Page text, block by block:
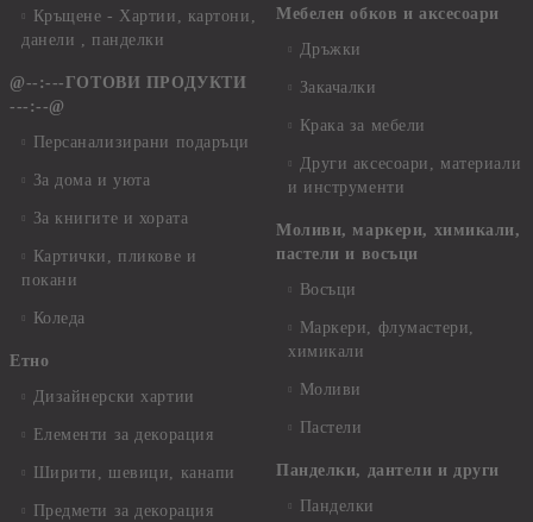
Кръщене - Хартии, картони,
данели , панделки
@--:---ГОТОВИ ПРОДУКТИ
---:--@
Персанализирани подаръци
За дома и уюта
За книгите и хората
Картички, пликове и
покани
Коледа
Етно
Дизайнерски хартии
Елементи за декорация
Ширити, шевици, канапи
Предмети за декорация
Мебелен обков и аксесоари
Дръжки
Закачалки
Крака за мебели
Други аксесоари, материали
и инструменти
Моливи, маркери, химикали,
пастели и восъци
Восъци
Маркери, флумастери,
химикали
Моливи
Пастели
Панделки, дантели и други
Панделки